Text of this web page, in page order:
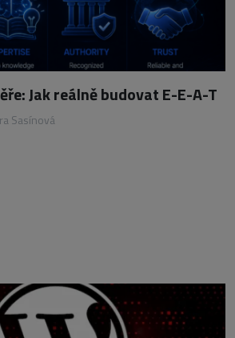
Jak reálně budovat E-E-A-T
Sasínová